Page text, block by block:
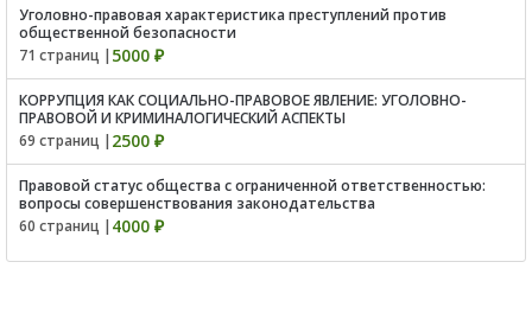
Уголовно-правовая характеристика преступлений против
общественной безопасности
71 страниц | 5000 ₽
КОРРУПЦИЯ КАК СОЦИАЛЬНО-ПРАВОВОЕ ЯВЛЕНИЕ: УГОЛОВНО-
ПРАВОВОЙ И КРИМИНАЛОГИЧЕСКИЙ АСПЕКТЫ
69 страниц | 2500 ₽
Правовой статус общества с ограниченной ответственностью:
вопросы совершенствования законодательства
60 страниц | 4000 ₽